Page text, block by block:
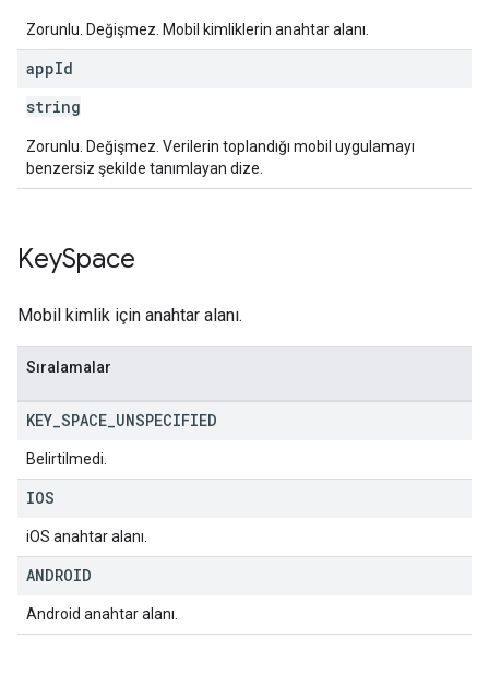
Zorunlu. Değişmez. Mobil kimliklerin anahtar alanı.
appId
string
Zorunlu. Değişmez. Verilerin toplandığı mobil uygulamayı
benzersiz şekilde tanımlayan dize.
KeySpace
Mobil kimlik için anahtar alanı.
Sıralamalar
KEY SPACE UNSPECIFIED
Belirtilmedi.
IOS
iOS anahtar alanı.
ANDROID
Android anahtar alanı.